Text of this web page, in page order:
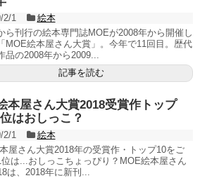
2/1
絵本
ら刊行の絵本専門誌MOEが2008年から開催し
MOE絵本屋さん大賞」。今年で11回目。歴代
品の2008年から2009...
記事を読む
本屋さん大賞2018受賞作トップ
はおしっこ？
2/1
絵本
屋さん大賞2018年の受賞作・トップ10をご
は...おしっこちょっぴり？MOE絵本屋さん
は、2018年に新刊...